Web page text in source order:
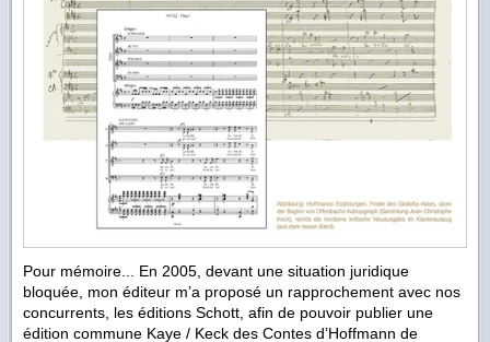
Pour mémoire... En 2005, devant une situation juridique
bloquée, mon éditeur m’a proposé un rapprochement avec nos
concurrents, les éditions Schott, afin de pouvoir publier une
édition commune Kaye / Keck des Contes d’Hoffmann de